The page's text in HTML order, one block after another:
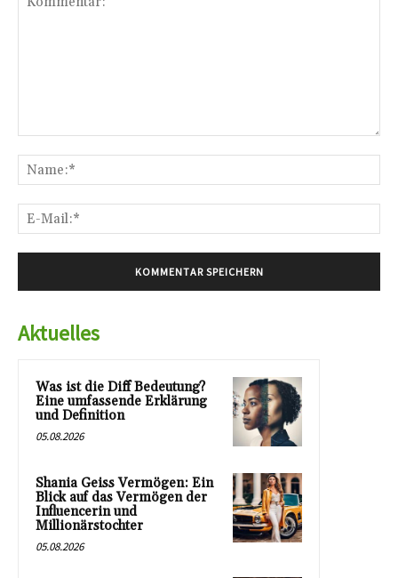
Aktuelles
Was ist die Diff Bedeutung?
Eine umfassende Erklärung
und Definition
05.08.2026
Shania Geiss Vermögen: Ein
Blick auf das Vermögen der
Influencerin und
Millionärstochter
05.08.2026